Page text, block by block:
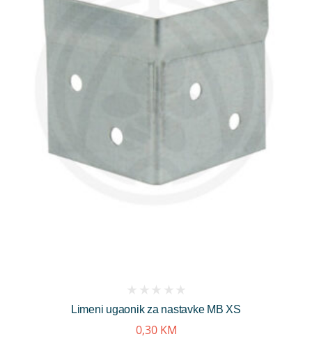
Limeni ugaonik za nastavke MB XS
reviews)
0,30 KM